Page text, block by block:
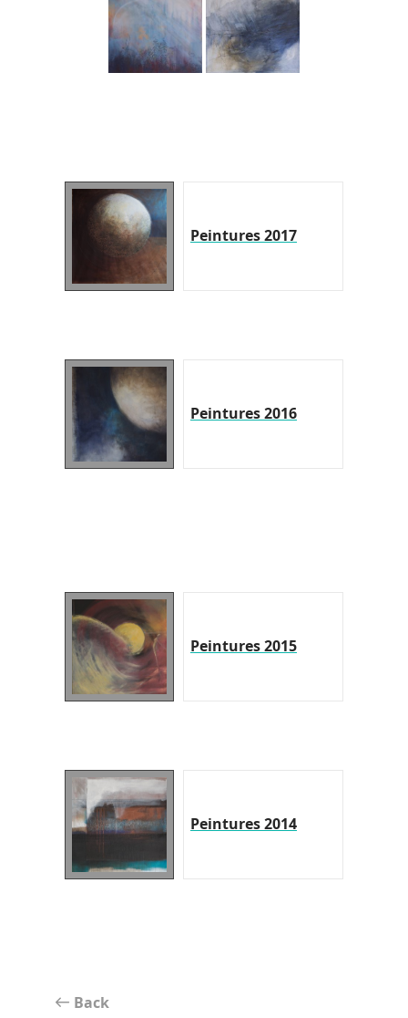
Peintures 2017
Peintures 2016
Peintures 2015
Peintures 2014
Back